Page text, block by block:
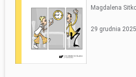
Magdalena
29 grudnia 2025